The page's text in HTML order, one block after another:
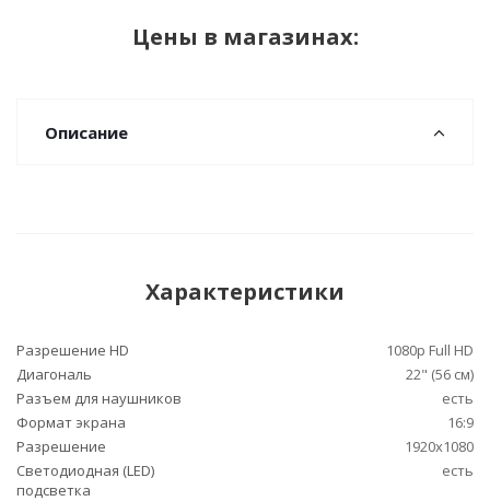
Цены в магазинах:
Описание
Характеристики
Разрешение HD
1080p Full HD
Диагональ
22" (56 см)
Разъем для наушников
есть
Формат экрана
16:9
Разрешение
1920x1080
Светодиодная (LED)
подсветка
есть